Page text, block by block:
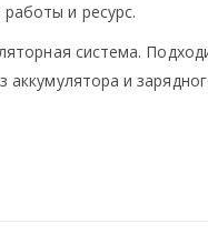
и ресурс.
система.
и